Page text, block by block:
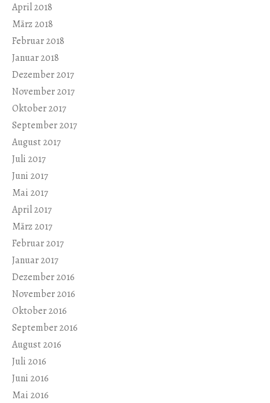
April 2018
März 2018
Februar 2018
Januar 2018
Dezember 2017
November 2017
Oktober 2017
September 2017
August 2017
Juli 2017
Juni 2017
Mai 2017
April 2017
März 2017
Februar 2017
Januar 2017
Dezember 2016
November 2016
Oktober 2016
September 2016
August 2016
Juli 2016
Juni 2016
Mai 2016